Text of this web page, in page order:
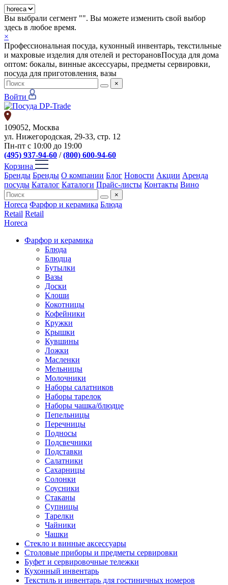
Вы выбрали сегмент "". Вы можете изменить свой выбор
здесь в любое время.
×
Профессиональная посуда, кухонный инвентарь, текстильные
и махровые изделия для отелей и ресторановПосуда для дома
оптом: бокалы, винные аксессуары, предметы сервировки,
посуда для приготовления, вазы
×
Войти
109052, Москва
ул. Нижегородская, 29-33, стр. 12
Пн-пт с 10:00 до 19:00
(495) 937-94-60 /(800) 600-94-60
Корзина
Бренды Бренды О компании Блог Новости Акции Аренда
посуды Каталог Каталоги Прайс-листы Контакты Вино
×
Horeca Фарфор и керамика Блюда
Retail Retail
Horeca
Фарфор и керамика
Блюда
Блюдца
Бутылки
Вазы
Доски
Клоши
Кокотницы
Кофейники
Кружки
Крышки
Кувшины
Ложки
Масленки
Мельницы
Молочники
Наборы салатников
Наборы тарелок
Наборы чашка/блюдце
Пепельницы
Перечницы
Подносы
Подсвечники
Подставки
Салатники
Сахарницы
Солонки
Соусники
Стаканы
Супницы
Тарелки
Чайники
Чашки
Стекло и винные аксессуары
Столовые приборы и предметы сервировки
Буфет и сервировочные тележки
Кухонный инвентарь
Текстиль и инвентарь для гостиничных номеров